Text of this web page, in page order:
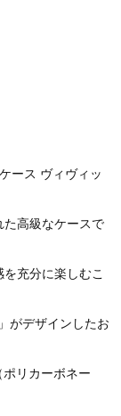
ース ヴィヴィッ
た高級なケースで
充分に楽しむこ
がデザインしたお
リカーボネー